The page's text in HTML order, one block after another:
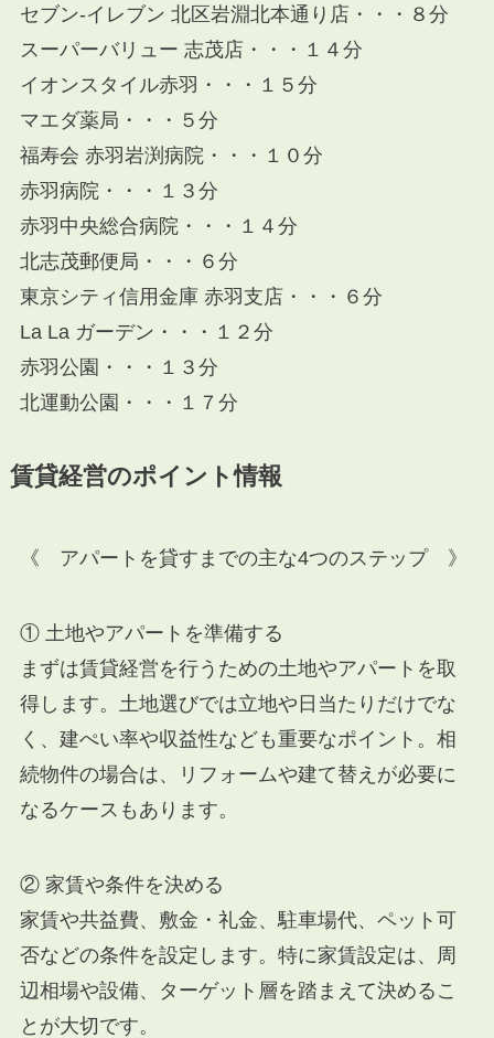
セブン-イレブン 北区岩淵北本通り店・・・８分
スーパーバリュー 志茂店・・・１４分
イオンスタイル赤羽・・・１５分
マエダ薬局・・・５分
福寿会 赤羽岩渕病院・・・１０分
赤羽病院・・・１３分
赤羽中央総合病院・・・１４分
北志茂郵便局・・・６分
東京シティ信用金庫 赤羽支店・・・６分
La La ガーデン・・・１２分
赤羽公園・・・１３分
北運動公園・・・１７分
賃貸経営のポイント情報
《 アパートを貸すまでの主な4つのステップ 》
① 土地やアパートを準備する
まずは賃貸経営を行うための土地やアパートを取
得します。土地選びでは立地や日当たりだけでな
く、建ぺい率や収益性なども重要なポイント。相
続物件の場合は、リフォームや建て替えが必要に
なるケースもあります。
② 家賃や条件を決める
家賃や共益費、敷金・礼金、駐車場代、ペット可
否などの条件を設定します。特に家賃設定は、周
辺相場や設備、ターゲット層を踏まえて決めるこ
とが大切です。